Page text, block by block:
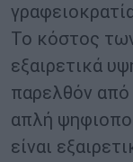
Το κόστος
εξαιρετικά
παρελθόν
απλή
είναι